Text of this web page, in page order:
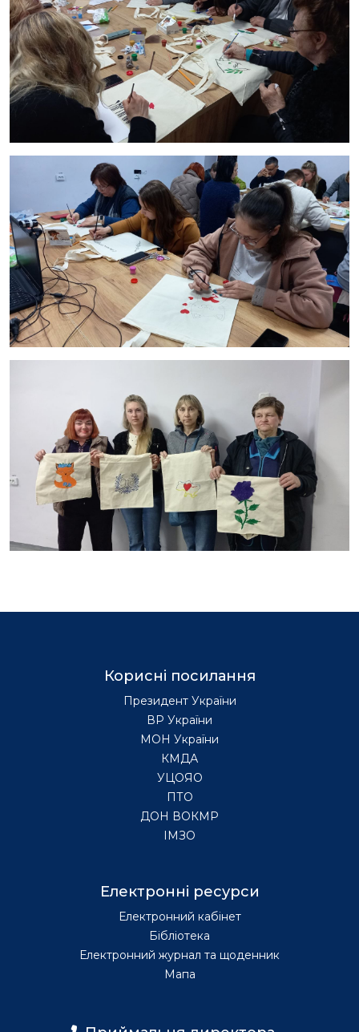
Корисні посилання
Президент України
ВР України
МОН України
КМДА
УЦОЯО
ПТО
ДОН ВОКМР
ІМЗО
Електронні ресурси
Електронний кабінет
Бібліотека
Електронний журнал та щоденник
Мапа